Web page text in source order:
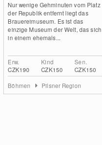
Nur wenige Gehminuten vom Platz
der Republik entfernt liegt das
Brauereimuseum. Es ist das
einzige Museum der Welt, das sich
in einem ehemals...
Erw.
CZK190
Kind
CZK150
Sen.
CZK150
Böhmen Pilsner Region